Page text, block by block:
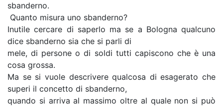
sbanderno.
Quanto misura uno sbanderno?
Inutile cercare di saperlo ma se a Bologna qualcuno
dice sbanderno sia che si parli di
mele, di persone o di soldi tutti capiscono che è una
cosa grossa.
Ma se si vuole descrivere qualcosa di esagerato che
superi il concetto di sbanderno,
quando si arriva al massimo oltre al quale non si può